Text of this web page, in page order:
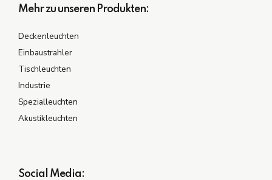
Mehr zu unseren Produkten:
Deckenleuchten
Einbaustrahler
Tischleuchten
Industrie
Spezialleuchten
Akustikleuchten
Social Media: